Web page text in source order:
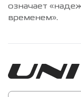
означает
временем».